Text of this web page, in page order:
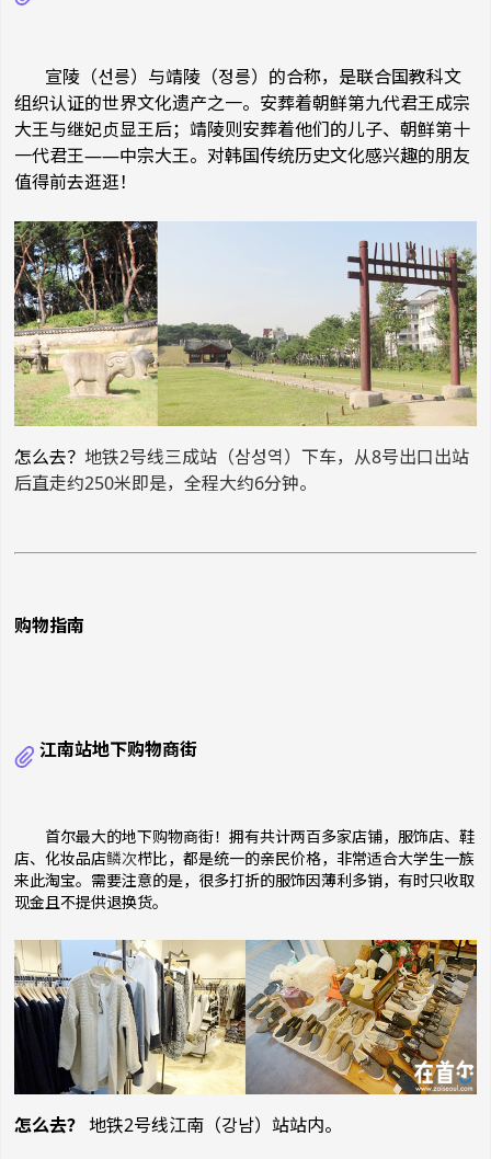
宣陵（선릉）与靖陵（정릉）的合称，是联合国教科文
组织认证的世界文化遗产之一。安葬着朝鲜第九代君王成宗
大王与继妃贞显王后；靖陵则安葬着他们的儿子、朝鲜第十
一代君王——中宗大王。对韩国传统历史文化感兴趣的朋友
值得前去逛逛！
怎么去？ 地铁2号线三成站（삼성역）下车，从8号出口出站
后直走约250米即是，全程大约6分钟。
购物指南
江南站地下购物商街
首尔最大的地下购物商街！拥有共计两百多家店铺，服饰店、鞋
店、化妆品店鳞次栉比，都是统一的亲民价格，非常适合大学生一族
来此淘宝。需要注意的是，很多打折的服饰因薄利多销，有时只收取
现金且不提供退换货。
怎么去？ 地铁2号线江南（강남）站站内。